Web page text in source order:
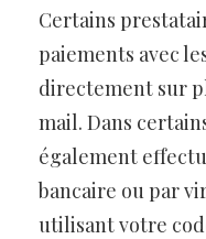
Certains
paiements avec
directement sur
mail. Dans
également
bancaire ou par
utilisant votre